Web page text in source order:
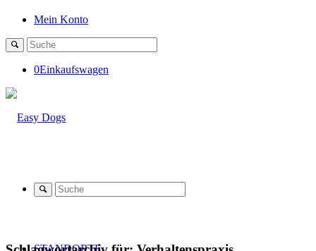
Mein Konto
0Einkaufswagen
STANDORTE